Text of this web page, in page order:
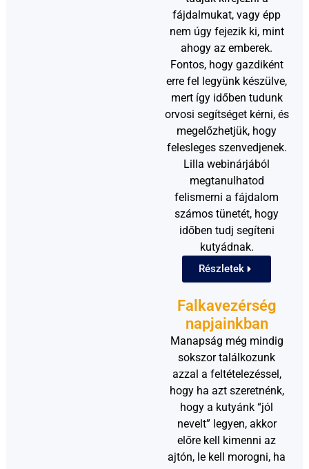
fájdalmukat, vagy épp
nem úgy fejezik ki, mint
ahogy az emberek.
Fontos, hogy gazdiként
erre fel legyünk készülve,
mert így időben tudunk
orvosi segítséget kérni, és
megelőzhetjük, hogy
felesleges szenvedjenek.
Lilla webinárjából
megtanulhatod
felismerni a fájdalom
számos tünetét, hogy
időben tudj segíteni
kutyádnak.
Részletek
Falkavezérség
napjainkban
Manapság még mindig
sokszor találkozunk
azzal a feltételezéssel,
hogy ha azt szeretnénk,
hogy a kutyánk “jól
nevelt” legyen, akkor
előre kell kimenni az
ajtón, le kell morogni, ha